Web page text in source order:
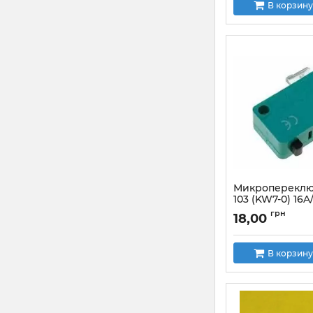
В корзину
103 (KW7-0)
Артикул: KW1-103
18,00 грн
В корзину